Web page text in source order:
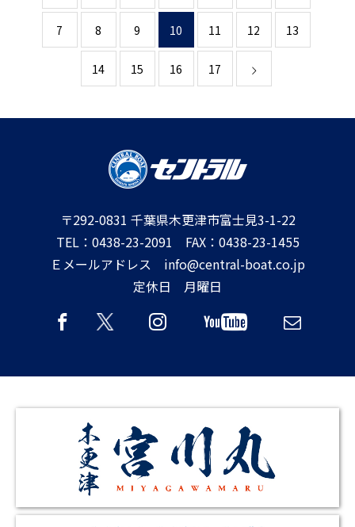
7 8 9 10 11 12 13
14 15 16 17
〒292-0831 千葉県木更津市富士見3-1-22
TEL：0438-23-2091 FAX：0438-23-1455
Ｅメールアドレス info@central-boat.co.jp
定休日 月曜日